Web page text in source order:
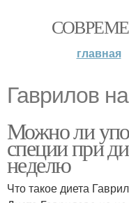
главная
Гаврилов
Можно ли
специи при
неделю
Что такое диета